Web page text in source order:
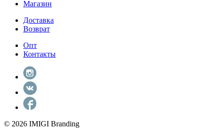
Магазин
Доставка
Возврат
Опт
Контакты
© 2026 IMIGI Branding